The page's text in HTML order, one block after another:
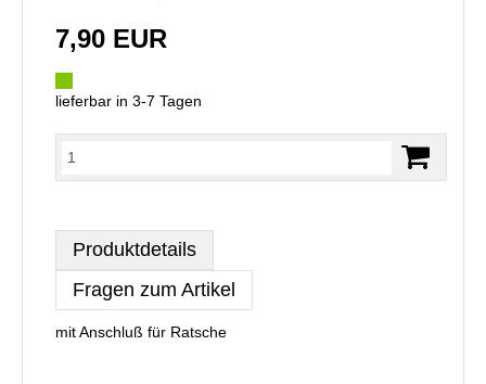
7,90 EUR
lieferbar in 3-7 Tagen
Produktdetails
Fragen zum Artikel
mit Anschluß für Ratsche